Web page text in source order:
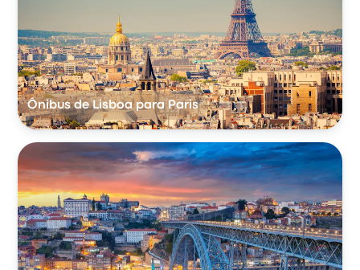
Ônibus de Lisboa para Paris